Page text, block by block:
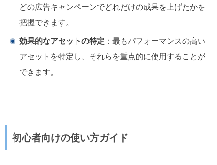
どの広告キャンペーンでどれだけの成果を上げたかを
把握できます。
効果的なアセットの特定 ：最もパフォーマンスの高い
アセットを特定し、それらを重点的に使用することが
できます。
初心者向けの使い方ガイド